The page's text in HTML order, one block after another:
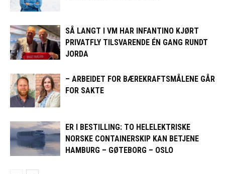
SÅ LANGT I VM HAR INFANTINO KJØRT
PRIVATFLY TILSVARENDE ÉN GANG RUNDT
JORDA
– ARBEIDET FOR BÆREKRAFTSMÅLENE GÅR
FOR SAKTE
ER I BESTILLING: TO HELELEKTRISKE
NORSKE CONTAINERSKIP KAN BETJENE
HAMBURG – GØTEBORG – OSLO